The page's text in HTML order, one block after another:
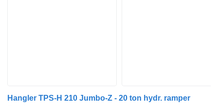
Hangler TPS-H 210 Jumbo-Z - 20 ton hydr. ramper